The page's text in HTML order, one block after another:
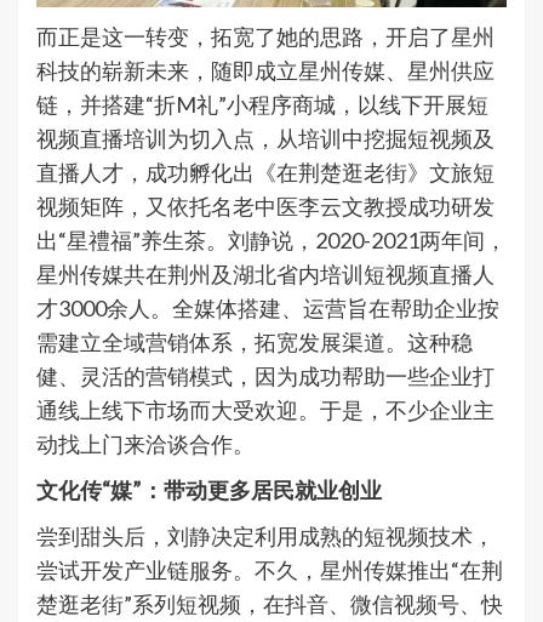
而正是这一转变，拓宽了她的思路，开启了星州
科技的崭新未来，随即成立星州传媒、星州供应
链，并搭建“折M礼”小程序商城，以线下开展短
视频直播培训为切入点，从培训中挖掘短视频及
直播人才，成功孵化出《在荆楚逛老街》文旅短
视频矩阵，又依托名老中医李云文教授成功研发
出“星禮福”养生茶。刘静说，2020-2021两年间，
星州传媒共在荆州及湖北省内培训短视频直播人
才3000余人。全媒体搭建、运营旨在帮助企业按
需建立全域营销体系，拓宽发展渠道。这种稳
健、灵活的营销模式，因为成功帮助一些企业打
通线上线下市场而大受欢迎。于是，不少企业主
动找上门来洽谈合作。
文化传“媒”：带动更多居民就业创业
尝到甜头后，刘静决定利用成熟的短视频技术，
尝试开发产业链服务。不久，星州传媒推出“在荆
楚逛老街”系列短视频，在抖音、微信视频号、快